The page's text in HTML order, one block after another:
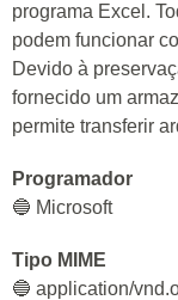
programa Excel.
podem funcionar
Devido à
fornecido um
permite transferir
Programador
🔵 Microsoft
Tipo MIME
🔵 application/